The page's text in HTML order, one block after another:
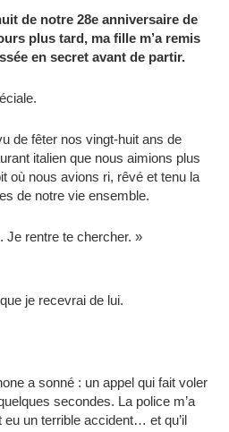
de notre 28e anniversaire de
plus tard, ma fille m’a remis
en secret avant de partir.
de fêter nos vingt-huit ans de
italien que nous aimions plus
où nous avions ri, rêvé et tenu la
de notre vie ensemble.
Je rentre te chercher. »
je recevrai de lui.
a sonné : un appel qui fait voler
secondes. La police m’a
un terrible accident… et qu’il